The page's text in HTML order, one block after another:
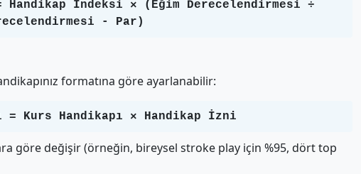
Handikap İndeksi × (Eğim Derecelendirmesi ÷
- Par)
formatına göre ayarlanabilir:
= Kurs Handikapı × Handikap İzni
göre değişir (örneğin, bireysel stroke play için %95, dört top